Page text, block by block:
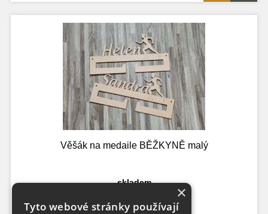
Věšák na medaile BĚŽKYNĚ malý
skladem
×
Tyto webové stránky používají